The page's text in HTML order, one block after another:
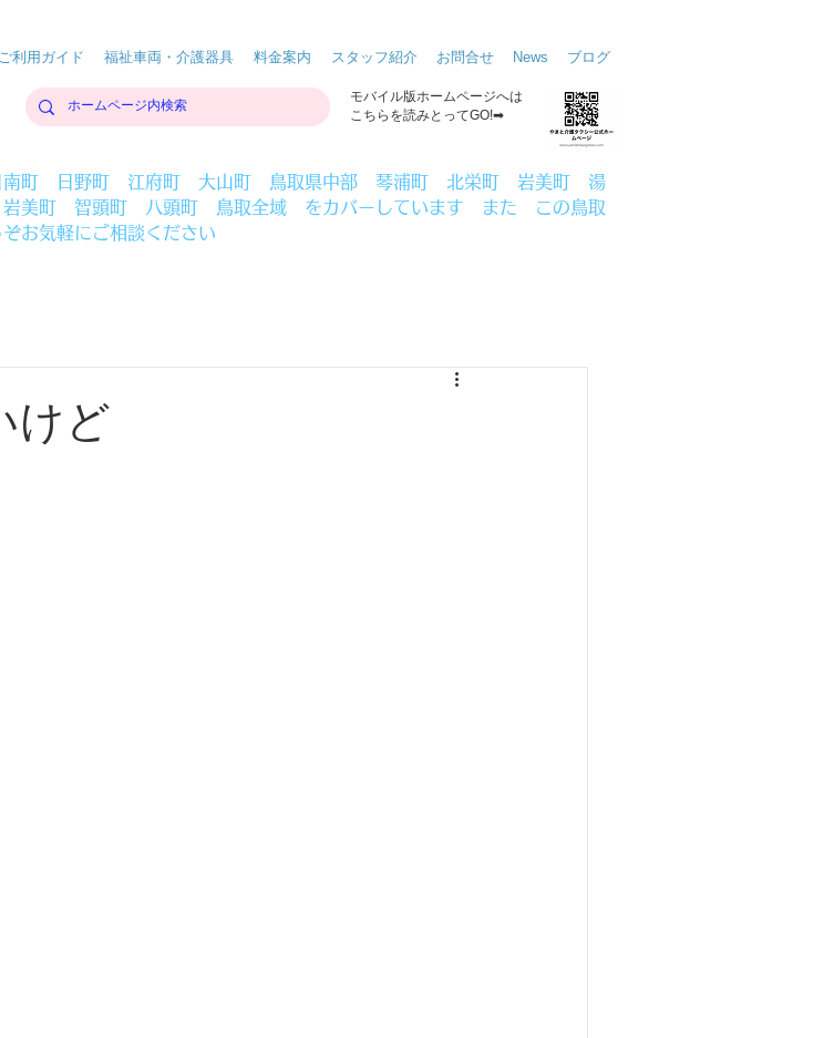
ご利用ガイド 福祉車両・介護器具 料金案内 スタッフ紹介 お問合せ News ブログ
​モバイル版ホームページへは
こちらを読みとってGO!➡
町 日野町 江府町 大山町 鳥取県中部 琴浦町 北栄町 岩美町 湯
町 智頭町 八頭町 鳥取全域 をカバーしています
また この鳥取
お気軽にご相談ください
けど